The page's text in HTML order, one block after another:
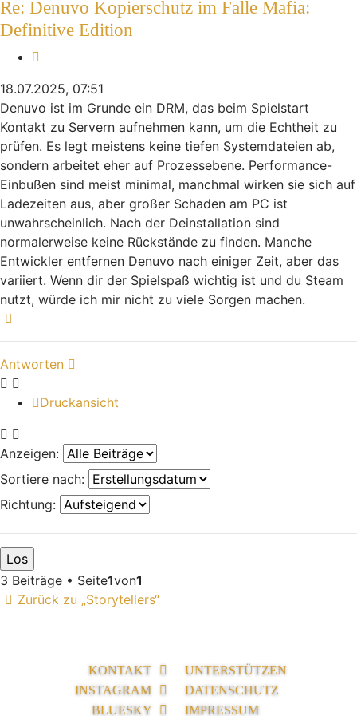
Re: Denuvo Kopierschutz im Falle Mafia:
Definitive Edition
18.07.2025, 07:51
Denuvo ist im Grunde ein DRM, das beim Spielstart
Kontakt zu Servern aufnehmen kann, um die Echtheit zu
prüfen. Es legt meistens keine tiefen Systemdateien ab,
sondern arbeitet eher auf Prozessebene. Performance-
Einbußen sind meist minimal, manchmal wirken sie sich auf
Ladezeiten aus, aber großer Schaden am PC ist
unwahrscheinlich. Nach der Deinstallation sind
normalerweise keine Rückstände zu finden. Manche
Entwickler entfernen Denuvo nach einiger Zeit, aber das
variiert. Wenn dir der Spielspaß wichtig ist und du Steam
nutzt, würde ich mir nicht zu viele Sorgen machen.
Antworten
Druckansicht
Anzeigen:
Sortiere nach:
Richtung:
3 Beiträge • Seite1von1
Zurück zu „Storytellers“
KONTAKT
INSTAGRAM
BLUESKY
UNTERSTÜTZEN
DATENSCHUTZ
IMPRESSUM